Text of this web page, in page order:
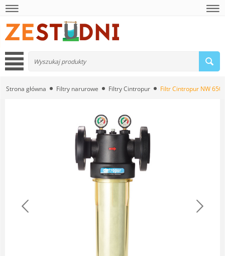
Strona główna Filtry narurowe Filtry Cintropur Filtr Cintropur NW 650